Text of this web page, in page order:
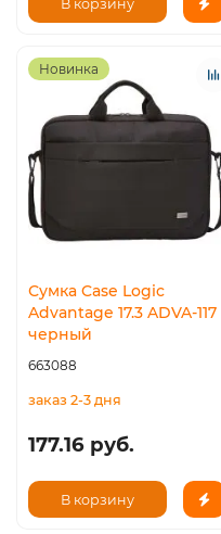
В корзину
Новинка
Сумка Case Logic
Advantage 17.3 ADVA-117
черный
663088
заказ 2-3 дня
177.16 руб.
В корзину